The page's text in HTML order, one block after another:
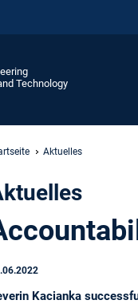
Technology
Aktuelles
Kacianka